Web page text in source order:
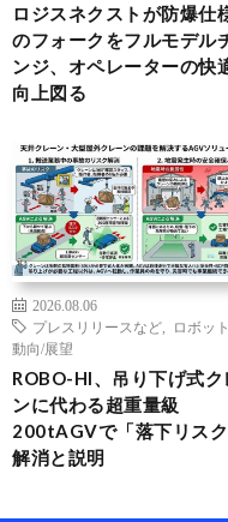
ロジスネクストが防爆仕
のフォークをフルモデル
ンジ、オペレーターの快
向上図る
2026.08.06
プレスリリースなど
ロボット
動向/展望
ROBO-HI、吊り下げ式ク
ンに代わる超重量級
200tAGVで「落下リスク
解消と説明